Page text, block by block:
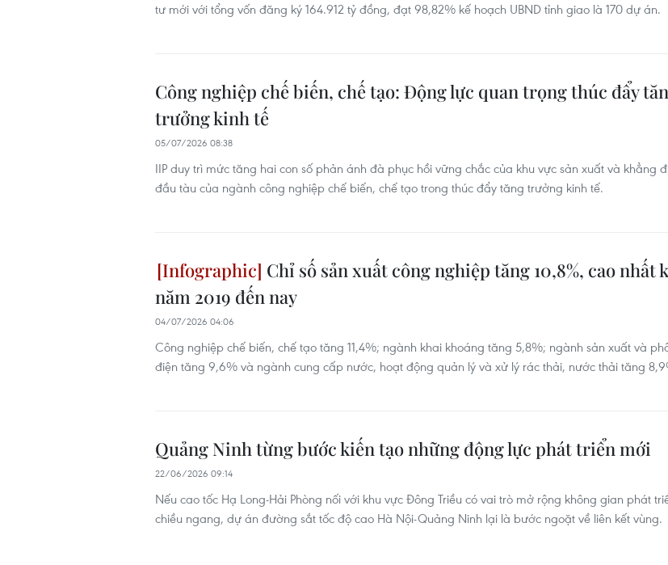
tư mới với tổng vốn đăng ký 164.912 tỷ đồng, đạt 98,82% kế hoạch UBND tỉnh giao là 170 dự án.
Công nghiệp chế biến, chế tạo: Động lực quan trọng thúc đẩy
trưởng kinh tế
05/07/2026 08:38
IIP duy trì mức tăng hai con số phản ánh đà phục hồi vững chắc của khu vực sản xuất và khẳng
đầu tàu của ngành công nghiệp chế biến, chế tạo trong thúc đẩy tăng trưởng kinh tế.
Chỉ số sản xuất công nghiệp tăng 10,8%, cao nhất
năm 2019 đến nay
04/07/2026 04:06
Công nghiệp chế biến, chế tạo tăng 11,4%; ngành khai khoáng tăng 5,8%; ngành sản xuất và
điện tăng 9,6% và ngành cung cấp nước, hoạt động quản lý và xử lý rác thải, nước thải tăng
Quảng Ninh từng bước kiến tạo những động lực phát triển mới
22/06/2026 09:14
Nếu cao tốc Hạ Long-Hải Phòng nối với khu vực Đông Triều có vai trò mở rộng không gian phát
chiều ngang, dự án đường sắt tốc độ cao Hà Nội-Quảng Ninh lại là bước ngoặt về liên kết vùng.